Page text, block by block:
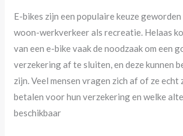
E-bikes zijn een populaire keuze
woon-werkverkeer als recreatie. Helaas
van een e-bike vaak de noodzaak om een
verzekering af te sluiten, en deze kunnen
zijn. Veel mensen vragen zich af of ze echt
betalen voor hun verzekering en welke
beschikbaar